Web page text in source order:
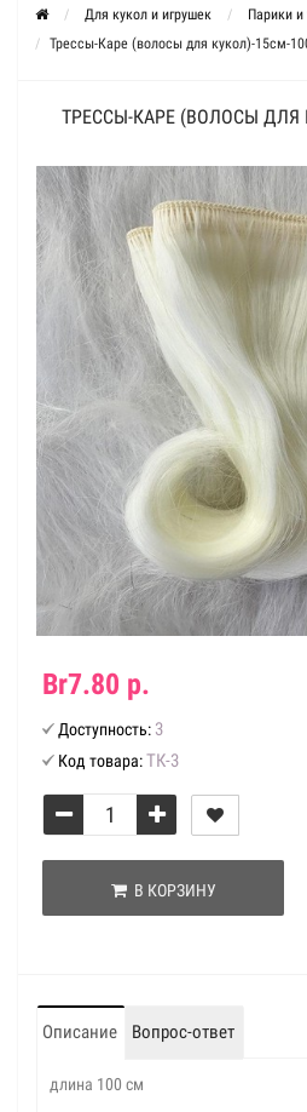
Для кукол и игрушек
Парики
Трессы-Каре (волосы для кукол)-15см-
ТРЕССЫ-КАРЕ (ВОЛОСЫ ДЛЯ
Br7.80 р.
Доступность: 3
Код товара:ТК-3
В КОРЗИНУ
Описание Вопрос-ответ
длина 100 см